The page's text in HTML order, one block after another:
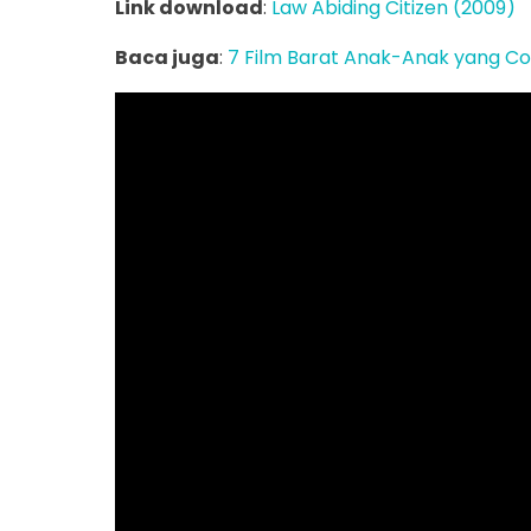
Link download: Law Abiding Citizen (2009)
Baca juga: 7 Film Barat Anak-Anak yang